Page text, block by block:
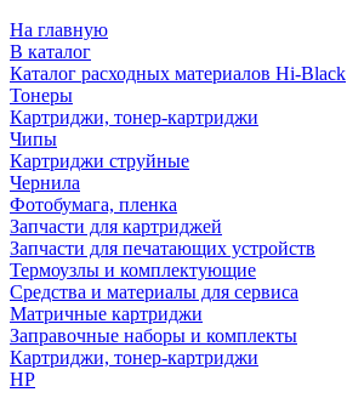
На главную
В каталог
Каталог расходных материалов Hi-Black
Тонеры
Картриджи, тонер-картриджи
Чипы
Картриджи струйные
Чернила
Фотобумага, пленка
Запчасти для картриджей
Запчасти для печатающих устройств
Термоузлы и комплектующие
Средства и материалы для сервиса
Матричные картриджи
Заправочные наборы и комплекты
Картриджи, тонер-картриджи
HP